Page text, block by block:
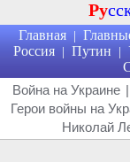
Ру
Главная |
Россия | Путин |
Война на Украине |
Герои войны на
Николай